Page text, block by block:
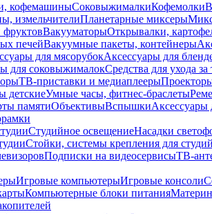
кофемашиныСоковыжималкиКофемолки
измельчителиПланетарные миксеры
ВакууматорыОткрывалки,
печейВакуумные пакеты, контейнеры
для мясорубокАксессуары для
для соковыжималокСредства для ухода за
ТВ-приставки и медиаплееры
детскиеУмные часы, фитнес-браслеты
памятиОбъективыВспышкиАксессуары
Студийное освещениеНасадки
Стойки, системы крепления для
Подписки на видеосервисыТВ-
Игровые компьютерыИгровые консоли
Компьютерные блоки питания